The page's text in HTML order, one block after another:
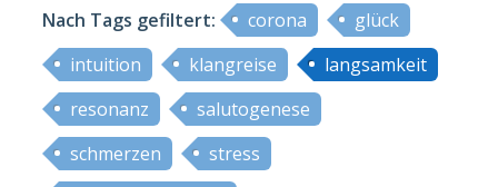
Nach Tags gefiltert: corona
glück
intuition
klangreise
langsamkeit
resonanz
salutogenese
schmerzen
stress